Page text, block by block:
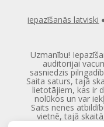
iepazīšanās latviski
Uzmanību!
auditorijai
sasniedzis
Saita saturs, tajā
lietotājiem, kas ir
nolūkos un var
Saits nenes
vietnē, tajā
sekām kas